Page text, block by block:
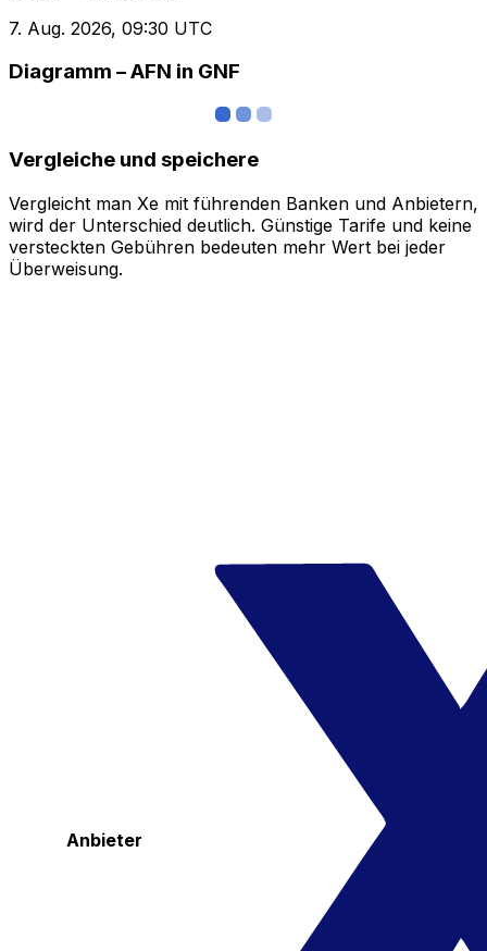
7. Aug. 2026, 09:30 UTC
Diagramm – AFN in GNF
Vergleiche und speichere
Vergleicht man Xe mit führenden Banken und Anbietern,
wird der Unterschied deutlich. Günstige Tarife und keine
versteckten Gebühren bedeuten mehr Wert bei jeder
Überweisung.
Anbieter